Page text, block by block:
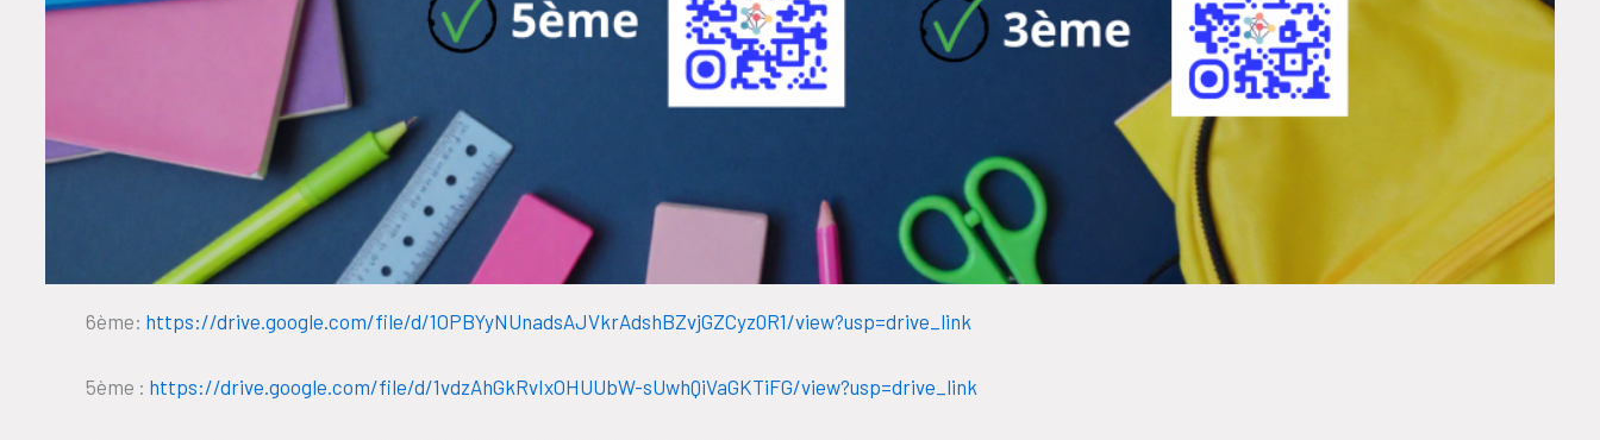
6ème: https://drive.google.com/file/d/1OPBYyNUnadsAJVkrAdshBZvjGZCyz0R1/view?usp=drive_link
5ème : https://drive.google.com/file/d/1vdzAhGkRvIxOHUUbW-sUwhQiVaGKTiFG/view?usp=drive_link